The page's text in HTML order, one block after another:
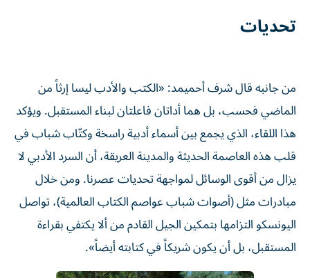
تحديات
من جانبه قال شرف أحميمد: «الكتب والأدب ليسا إرثاً من
الماضي فحسب، بل هما أداتان فاعلتان لبناء المستقبل. ويؤكد
هذا اللقاء، الذي يجمع بين أسماء أدبية راسخة وكتّاب شباب في
قلب هذه العاصمة الحديثة والمدينة العريقة، أن السرد الأدبي لا
يزال من أقوى الوسائل لمواجهة تحديات عصرنا. ومن خلال
مبادرات مثل (أصوات شباب عواصم الكتاب العالمية)، تواصل
اليونسكو التزامها بتمكين الجيل القادم من ألا يكتفي بقراءة
المستقبل، بل أن يكون شريكاً في كتابته أيضاً».